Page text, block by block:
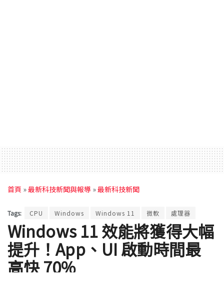
首頁 »最新科技新聞與報導 »最新科技新聞
Tags: CPU Windows Windows 11 微軟 處理器
Windows 11 效能將獲得大幅
提升！App、UI 啟動時間最
高快 70%